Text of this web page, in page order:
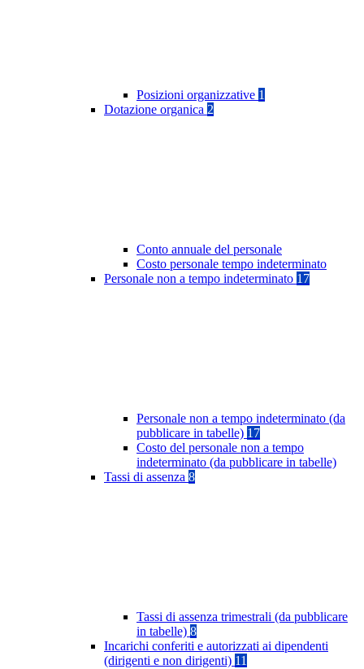
Posizioni organizzative 1
Dotazione organica 2
Conto annuale del personale
Costo personale tempo indeterminato
Personale non a tempo indeterminato 17
Personale non a tempo indeterminato (da
pubblicare in tabelle) 17
Costo del personale non a tempo
indeterminato (da pubblicare in tabelle)
Tassi di assenza 8
Tassi di assenza trimestrali (da pubblicare
in tabelle) 8
Incarichi conferiti e autorizzati ai dipendenti
(dirigenti e non dirigenti) 11